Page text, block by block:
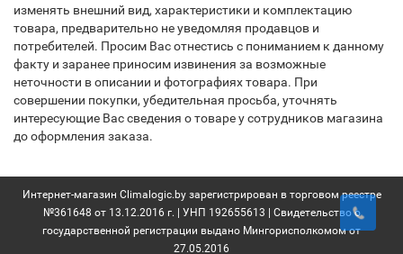
изменять внешний вид, характеристики и комплектацию
товара, предварительно не уведомляя продавцов и
потребителей. Просим Вас отнестись с пониманием к данному
факту и заранее приносим извинения за возможные
неточности в описании и фотографиях товара. При
совершении покупки, убедительная просьба, уточнять
интересующие Вас сведения о товаре у сотрудников магазина
до оформления заказа.
Интернет-магазин Climalogic.by зарегистрирован в торговом реестре
№361648 от 13.12.2016 г. | УНП 192655613 | Свидетельство о
государственной регистрации выдано Мингорисполкомом от
27.05.2016